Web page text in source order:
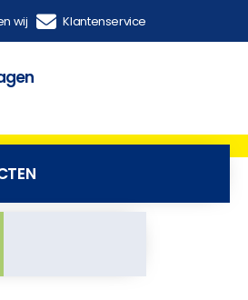
wij Klantenservice